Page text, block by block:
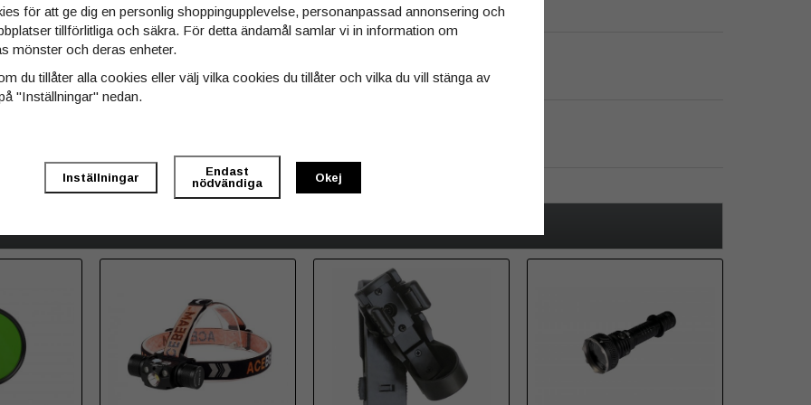
Bra prisvärt laddbart extrabatteri till ficklampan
för att ge dig en personlig shoppingupplevelse, personanpassad annonsering och
tillförlitliga och säkra. För detta ändamål samlar vi in information om
mönster och deras enheter.
du tillåter alla cookies eller välj vilka cookies du tillåter och vilka du vill stänga av
"Inställningar" nedan.
Inställningar
Endast
nödvändiga
Okej